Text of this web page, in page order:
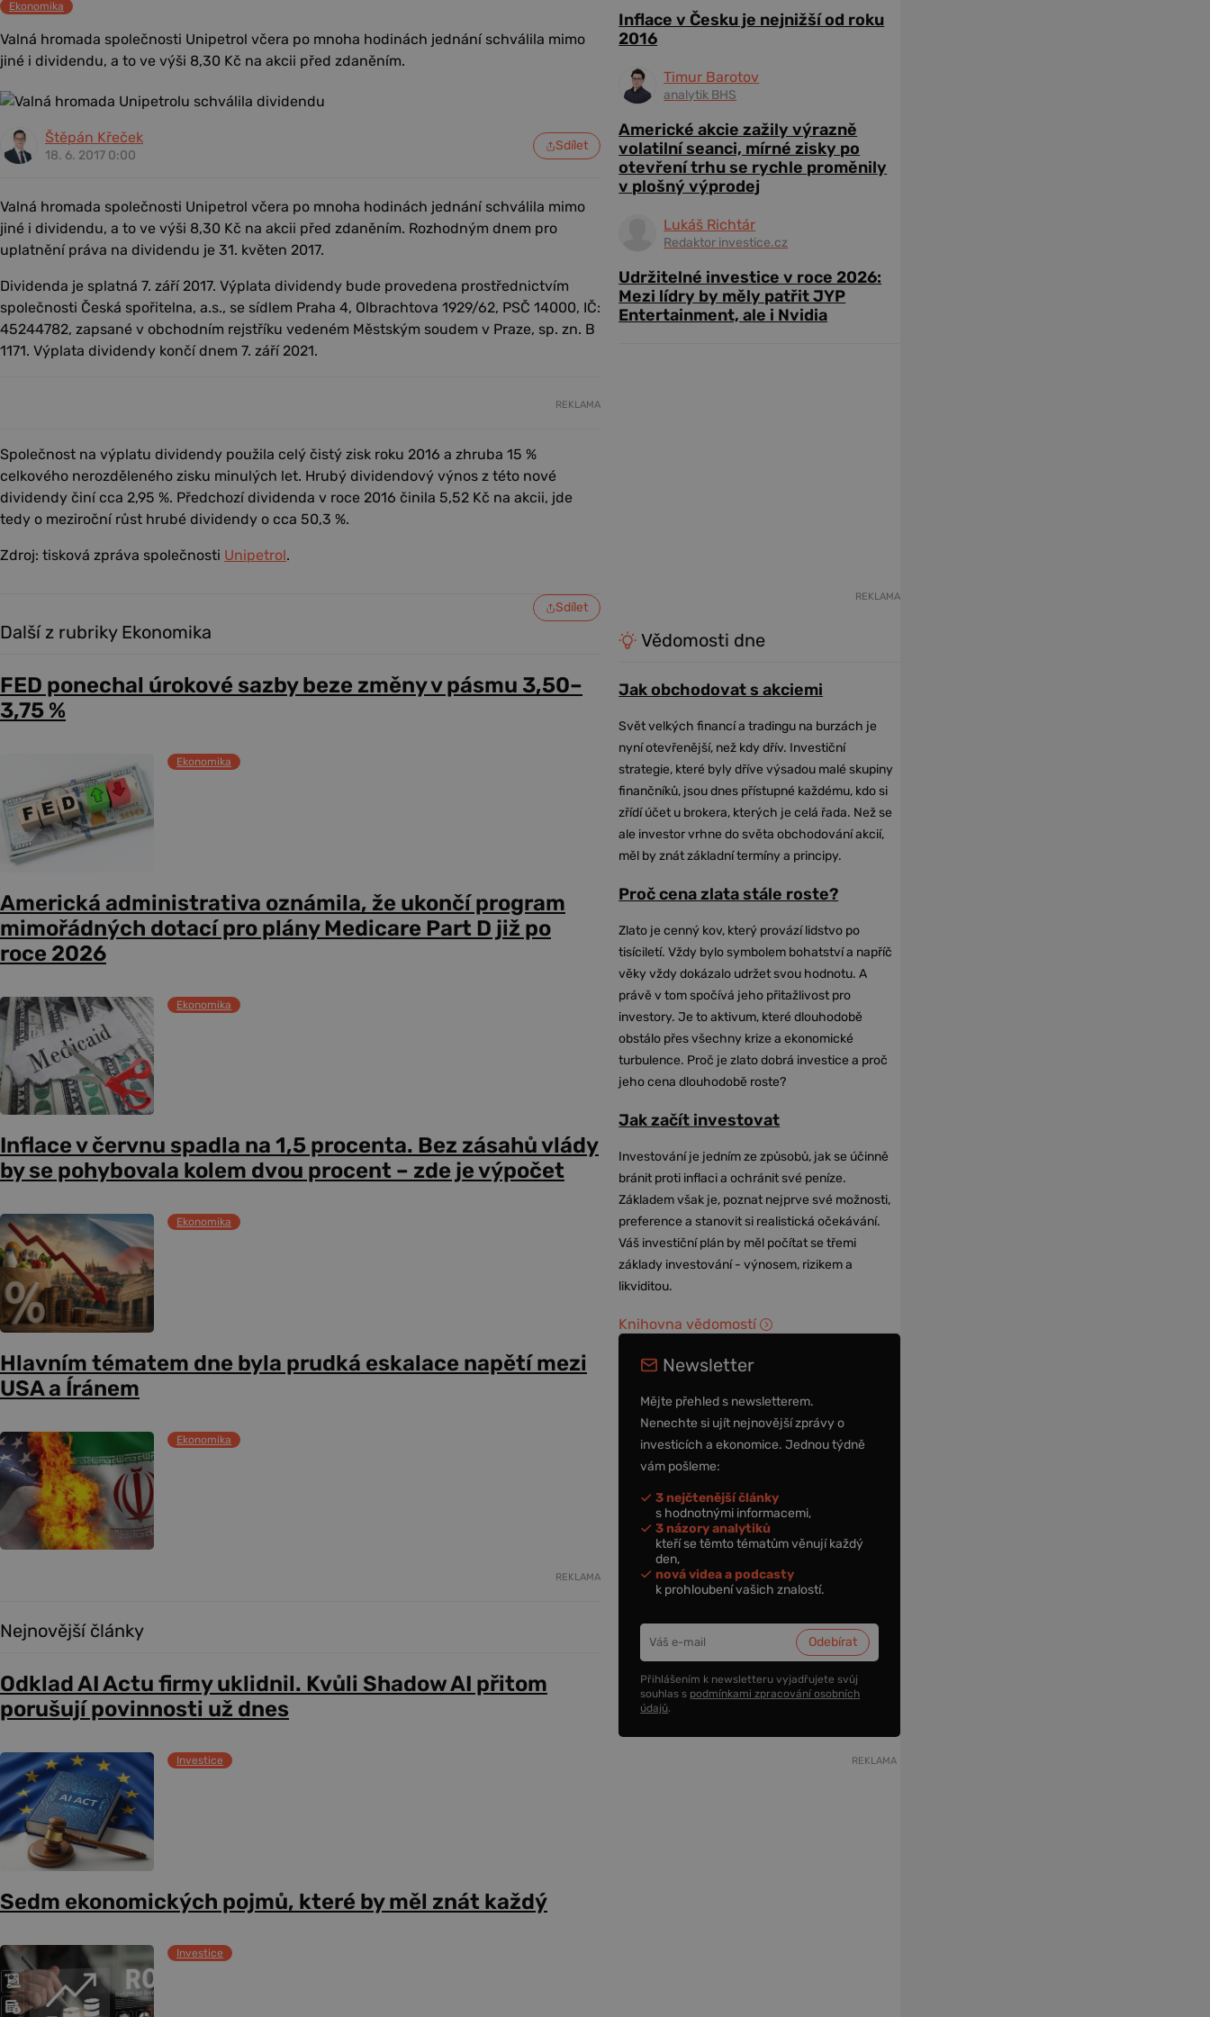
Ekonomika
Valná hromada společnosti Unipetrol včera po mnoha hodinách jednání schválila mimo
jiné i dividendu, a to ve výši 8,30 Kč na akcii před zdaněním.
Štěpán Křeček
18. 6. 2017 0:00
Sdílet
Valná hromada společnosti Unipetrol včera po mnoha hodinách jednání schválila mimo
jiné i dividendu, a to ve výši 8,30 Kč na akcii před zdaněním. Rozhodným dnem pro
uplatnění práva na dividendu je 31. květen 2017.
Dividenda je splatná 7. září 2017. Výplata dividendy bude provedena prostřednictvím
společnosti Česká spořitelna, a.s., se sídlem Praha 4, Olbrachtova 1929/62, PSČ 14000, IČ:
45244782, zapsané v obchodním rejstříku vedeném Městským soudem v Praze, sp. zn. B
1171. Výplata dividendy končí dnem 7. září 2021.
REKLAMA
Společnost na výplatu dividendy použila celý čistý zisk roku 2016 a zhruba 15 %
celkového nerozděleného zisku minulých let. Hrubý dividendový výnos z této nové
dividendy činí cca 2,95 %. Předchozí dividenda v roce 2016 činila 5,52 Kč na akcii, jde
tedy o meziroční růst hrubé dividendy o cca 50,3 %.
Zdroj: tisková zpráva společnosti Unipetrol.
Sdílet
Další z rubriky Ekonomika
FED ponechal úrokové sazby beze změny v pásmu 3,50–
3,75 %
Ekonomika
Americká administrativa oznámila, že ukončí program
mimořádných dotací pro plány Medicare Part D již po
roce 2026
Ekonomika
Inflace v červnu spadla na 1,5 procenta. Bez zásahů vlády
by se pohybovala kolem dvou procent – zde je výpočet
Ekonomika
Hlavním tématem dne byla prudká eskalace napětí mezi
USA a Íránem
Ekonomika
REKLAMA
Nejnovější články
Odklad AI Actu firmy uklidnil. Kvůli Shadow AI přitom
porušují povinnosti už dnes
Investice
Sedm ekonomických pojmů, které by měl znát každý
Investice
Inflace v Česku je nejnižší od roku
2016
Timur Barotov
analytik BHS
Americké akcie zažily výrazně
volatilní seanci, mírné zisky po
otevření trhu se rychle proměnily
v plošný výprodej
Lukáš Richtár
Redaktor investice.cz
Udržitelné investice v roce 2026:
Mezi lídry by měly patřit JYP
Entertainment, ale i Nvidia
REKLAMA
Vědomosti dne
Jak obchodovat s akciemi
Svět velkých financí a tradingu na burzách je
nyní otevřenější, než kdy dřív. Investiční
strategie, které byly dříve výsadou malé skupiny
finančníků, jsou dnes přístupné každému, kdo si
zřídí účet u brokera, kterých je celá řada. Než se
ale investor vrhne do světa obchodování akcií,
měl by znát základní termíny a principy.
Proč cena zlata stále roste?
Zlato je cenný kov, který provází lidstvo po
tisíciletí. Vždy bylo symbolem bohatství a napříč
věky vždy dokázalo udržet svou hodnotu. A
právě v tom spočívá jeho přitažlivost pro
investory. Je to aktivum, které dlouhodobě
obstálo přes všechny krize a ekonomické
turbulence. Proč je zlato dobrá investice a proč
jeho cena dlouhodobě roste?
Jak začít investovat
Investování je jedním ze způsobů, jak se účinně
bránit proti inflaci a ochránit své peníze.
Základem však je, poznat nejprve své možnosti,
preference a stanovit si realistická očekávání.
Váš investiční plán by měl počítat se třemi
základy investování - výnosem, rizikem a
likviditou.
Knihovna vědomostí
Newsletter
Mějte přehled s newsletterem.
Nenechte si ujít nejnovější zprávy o
investicích a ekonomice. Jednou týdně
vám pošleme:
3 nejčtenější články
s hodnotnými informacemi,
3 názory analytiků
kteří se těmto tématům věnují každý
den,
nová videa a podcasty
k prohloubení vašich znalostí.
Přihlášením k newsletteru vyjadřujete svůj
souhlas s podmínkami zpracování osobních
údajů.
REKLAMA